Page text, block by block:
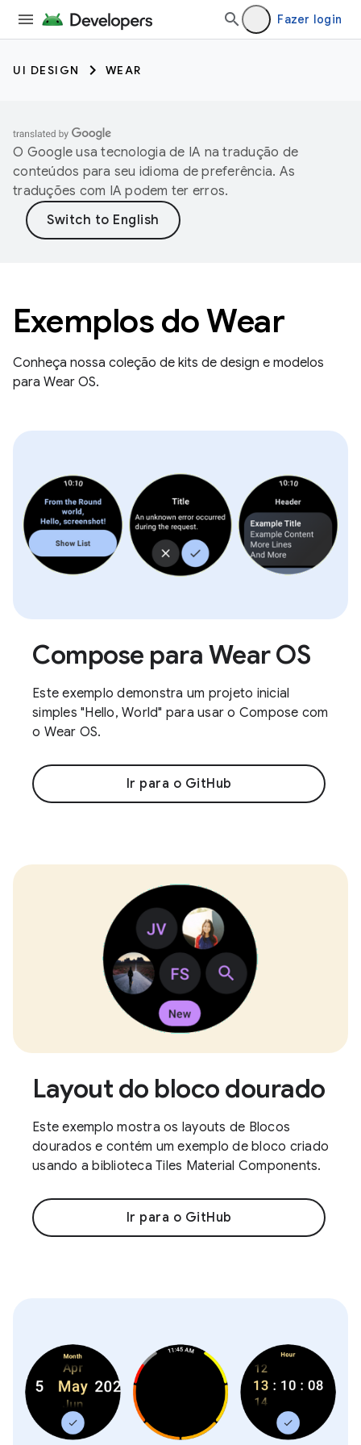
Fazer login
UI DESIGN WEAR
O Google usa tecnologia de IA na tradução de
conteúdos para seu idioma de preferência. As
traduções com IA podem ter erros.
Exemplos do Wear
Conheça nossa coleção de kits de design e modelos
para Wear OS.
Compose para Wear OS
Este exemplo demonstra um projeto inicial
simples "Hello, World" para usar o Compose com
o Wear OS.
Ir para o GitHub
Layout do bloco dourado
Este exemplo mostra os layouts de Blocos
dourados e contém um exemplo de bloco criado
usando a biblioteca Tiles Material Components.
Ir para o GitHub